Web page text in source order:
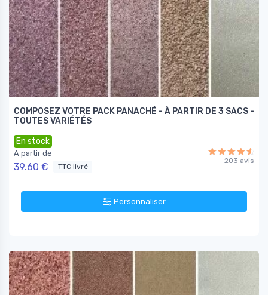
COMPOSEZ VOTRE PACK PANACHÉ - À PARTIR DE 3 SACS -
TOUTES VARIÉTÉS
En stock
A partir de
39.60 € TTC livré
203 avis
Personnaliser